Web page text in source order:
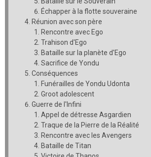
Échapper à la flotte souveraine
Réunion avec son père
Rencontre avec Ego
Trahison d'Ego
Bataille sur la planète d'Ego
Sacrifice de Yondu
Conséquences
Funérailles de Yondu Udonta
Groot adolescent
Guerre de l'Infini
Appel de détresse Asgardien
Traque de la Pierre de la Réalité
Rencontre avec les Avengers
Bataille de Titan